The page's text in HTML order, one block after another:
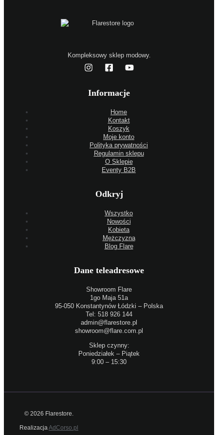
Kompleksowy sklep modowy.
Informacje
Home
Kontakt
Koszyk
Moje konto
Polityka prywatności
Regulamin sklepu
O Sklepie
Eventy B2B
Odkryj
Wszystko
Nowości
Kobieta
Mężczyzna
Blog Flare
Dane teleadresowe
Showroom Flare
1go Maja 51a
95-050 Konstantynów Łódzki – Polska
Tel: 518 926 144
admin@flarestore.pl
showroom@flare.com.pl
Sklep czynny:
Poniedziałek – Piątek
9:00 – 15:30
© 2026 Flarestore.
Realizacja AdCorso.pl